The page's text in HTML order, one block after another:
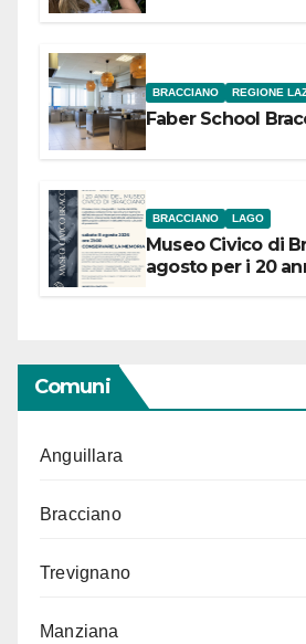
BRACCIANO REGIONE
Faber School
BRACCIANO LAGO
Museo Civico di
agosto per i 20
Comuni
Anguillara
Bracciano
Trevignano
Manziana